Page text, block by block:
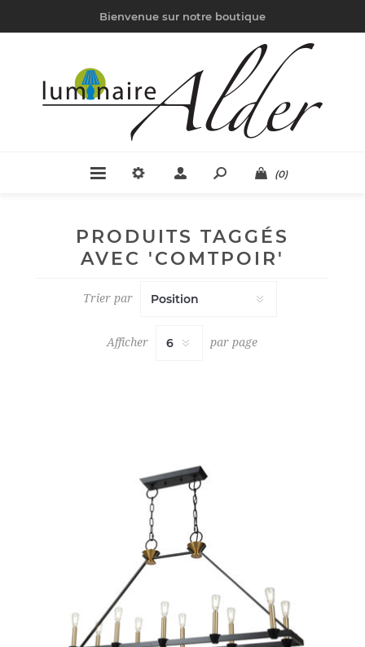
Bienvenue sur notre boutique
(0)
PRODUITS TAGGÉS
AVEC 'COMTPOIR'
Trier par
Afficher par page